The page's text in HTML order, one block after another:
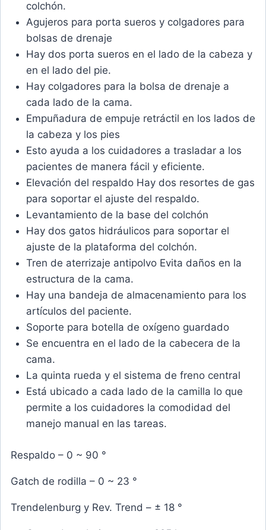
colchón.
Agujeros para porta sueros y colgadores para
bolsas de drenaje
Hay dos porta sueros en el lado de la cabeza y
en el lado del pie.
Hay colgadores para la bolsa de drenaje a
cada lado de la cama.
Empuñadura de empuje retráctil en los lados de
la cabeza y los pies
Esto ayuda a los cuidadores a trasladar a los
pacientes de manera fácil y eficiente.
Elevación del respaldo Hay dos resortes de gas
para soportar el ajuste del respaldo.
Levantamiento de la base del colchón
Hay dos gatos hidráulicos para soportar el
ajuste de la plataforma del colchón.
Tren de aterrizaje antipolvo Evita daños en la
estructura de la cama.
Hay una bandeja de almacenamiento para los
artículos del paciente.
Soporte para botella de oxígeno guardado
Se encuentra en el lado de la cabecera de la
cama.
La quinta rueda y el sistema de freno central
Está ubicado a cada lado de la camilla lo que
permite a los cuidadores la comodidad del
manejo manual en las tareas.
Respaldo – 0 ~ 90 °
Gatch de rodilla – 0 ~ 23 °
Trendelenburg y Rev. Trend – ± 18 °